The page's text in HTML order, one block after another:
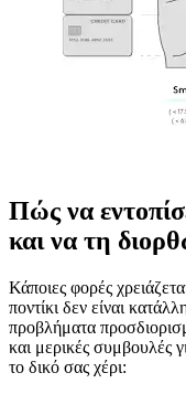
Πώς να
και να τη
Κάποιες φορές
ποντίκι δεν είναι
προβλήματα
και μερικές συμβουλές
το δικό σας χέρι: